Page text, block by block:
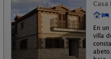
Casa
En
villa